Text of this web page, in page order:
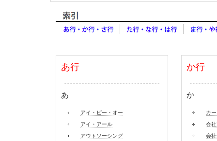
あ行
あ
アイ・ピー・オー
アイ・アール
アウトソーシング
か行
か
カ
会
会